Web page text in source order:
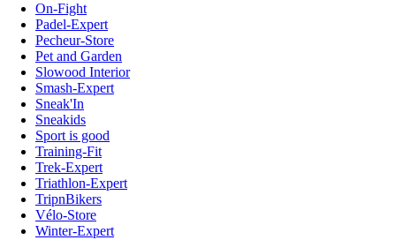
On-Fight
Padel-Expert
Pecheur-Store
Pet and Garden
Slowood Interior
Smash-Expert
Sneak'In
Sneakids
Sport is good
Training-Fit
Trek-Expert
Triathlon-Expert
TripnBikers
Vélo-Store
Winter-Expert